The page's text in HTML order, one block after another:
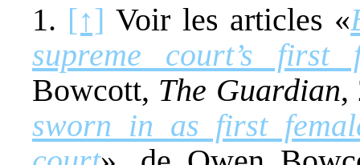
1. [↑] Voir les articles «
supreme court’s first
Bowcott, The Guardian,
sworn in as first